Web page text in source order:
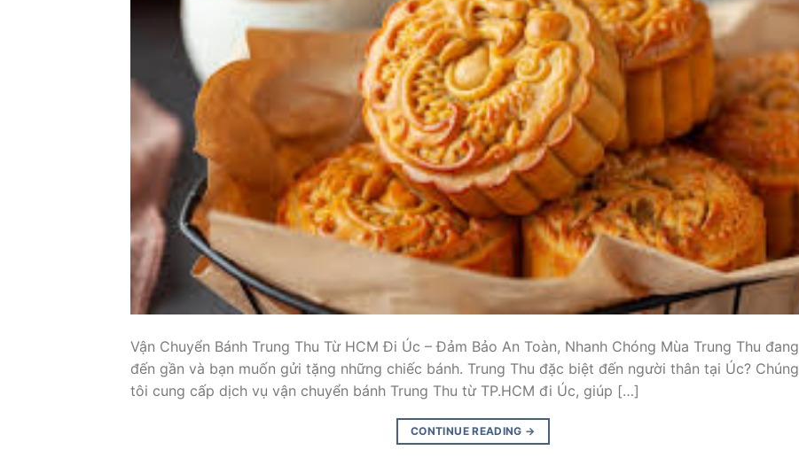
Vận Chuyển Bánh Trung Thu Từ HCM Đi Úc – Đảm Bảo An Toàn, Nhanh Chóng Mùa Trung Thu đang
đến gần và bạn muốn gửi tặng những chiếc bánh. Trung Thu đặc biệt đến người thân tại Úc? Chúng
tôi cung cấp dịch vụ vận chuyển bánh Trung Thu từ TP.HCM đi Úc, giúp […]
CONTINUE READING →